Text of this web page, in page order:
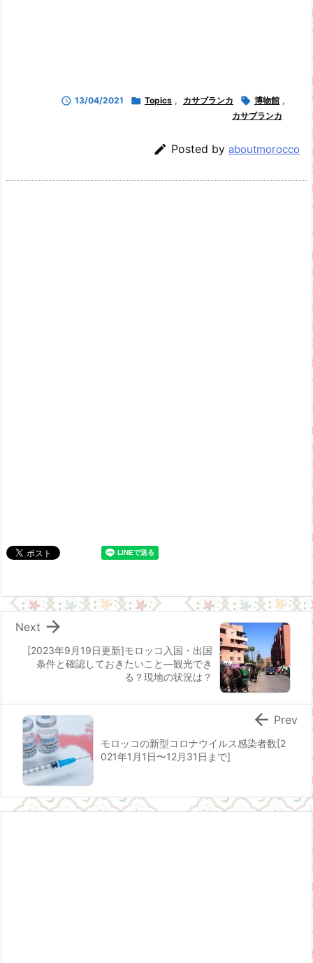
 13/04/2021  Topics , カサブランカ  博物館 ,
カサブランカ
 Posted by aboutmorocco
[2023年9月19日更新]モロッコ入国・出国
条件と確認しておきたいこと―観光でき
る？現地の状況は？

Next
モロッコの新型コロナウイルス感染者数[2
021年1月1日〜12月31日まで]
 Prev